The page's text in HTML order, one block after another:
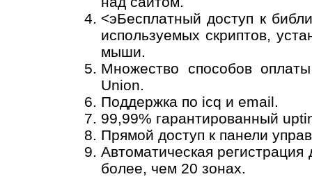
<эБесплатный доступ к
используемых скриптов,
мыши.
Множество способов
Union.
Поддержка по icq и email.
99,99% гарантированный
Прямой доступ к панели
Автоматическая
более, чем 20 зонах.